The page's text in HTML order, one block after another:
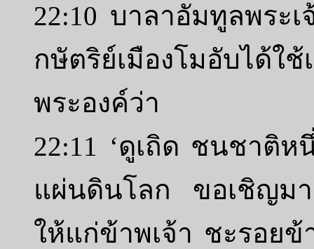
22:10 บาลาอัมทูลพระ
กษัตริย์เมืองโมอับได้ใ
พระองค์ว่า
22:11 ‘ดูเถิด ชนชาติ
แผ่นดินโลก ขอเชิญมา
ให้แก่ข้าพเจ้า ชะรอยข้